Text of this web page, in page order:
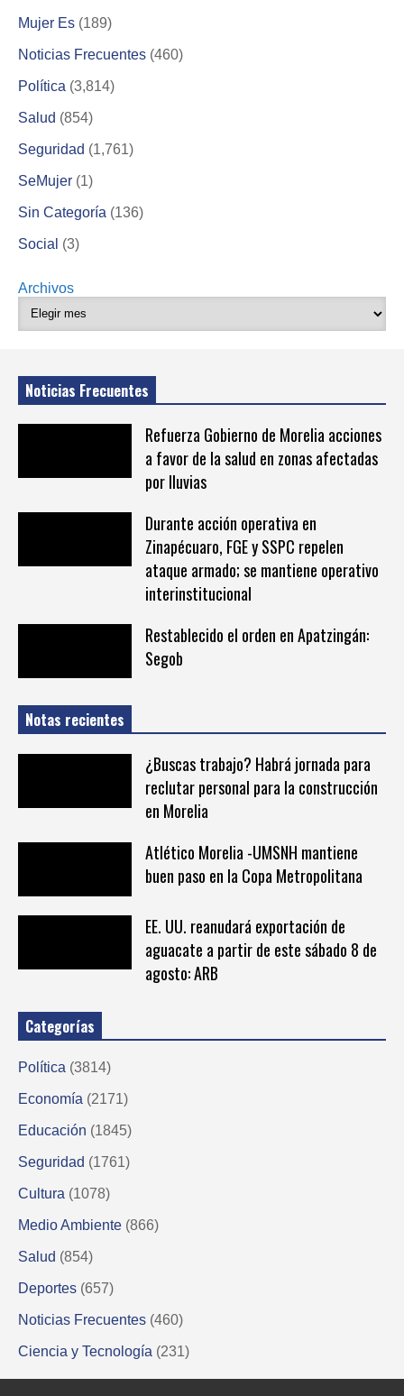
Mujer Es (189)
Noticias Frecuentes (460)
Política (3,814)
Salud (854)
Seguridad (1,761)
SeMujer (1)
Sin Categoría (136)
Social (3)
Archivos
Noticias Frecuentes
Refuerza Gobierno de Morelia acciones
a favor de la salud en zonas afectadas
por lluvias
Durante acción operativa en
Zinapécuaro, FGE y SSPC repelen
ataque armado; se mantiene operativo
interinstitucional
Restablecido el orden en Apatzingán:
Segob
Notas recientes
¿Buscas trabajo? Habrá jornada para
reclutar personal para la construcción
en Morelia
Atlético Morelia -UMSNH mantiene
buen paso en la Copa Metropolitana
EE. UU. reanudará exportación de
aguacate a partir de este sábado 8 de
agosto: ARB
Categorías
Política (3814)
Economía (2171)
Educación (1845)
Seguridad (1761)
Cultura (1078)
Medio Ambiente (866)
Salud (854)
Deportes (657)
Noticias Frecuentes (460)
Ciencia y Tecnología (231)